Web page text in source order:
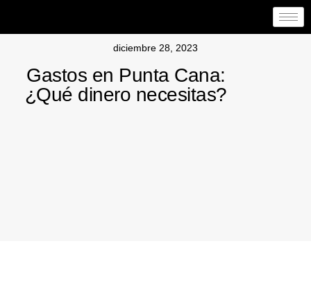
diciembre 28, 2023
Gastos en Punta Cana:
¿Qué dinero necesitas?